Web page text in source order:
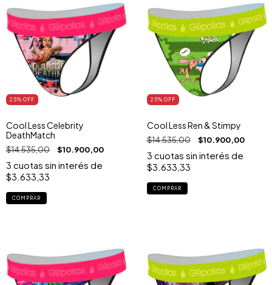
25% OFF
Cool Less Celebrity
DeathMatch
$14.535,00 $10.900,00
3 cuotas sin interés de
$3.633,33
COMPRAR
25% OFF
Cool Less Ren & Stimpy
$14.535,00 $10.900,00
3 cuotas sin interés de
$3.633,33
COMPRAR